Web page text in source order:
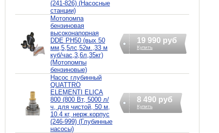
(241-826) (Насосные
станции)
Мотопомпа
бензиновая
высоконапорная
DDE PH50 (вых 50
мм,5,5лc,52м.,33 м
куб/час,3,6л,35кг)
(Мотопомпы
бензиновые)
19 990 руб
Купить
Насос глубинный
QUATTRO
ELEMENTI ELICA
800 (800 Вт, 5000 л/
ч, для чистой, 50 м,
10.4 кг, нерж.корпус
(246-999) (Глубинные
насосы)
8 490 руб
Купить